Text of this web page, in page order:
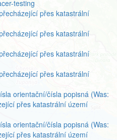
testing
přes katastrální
přes katastrální
přes katastrální
přes katastrální
orientační/čísla popisná (Was:
přes katastrální území
orientační/čísla popisná (Was:
přes katastrální území